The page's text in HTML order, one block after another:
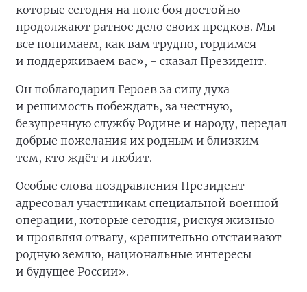
которые сегодня на поле боя достойно
продолжают ратное дело своих предков. Мы
все понимаем, как вам трудно, гордимся
и поддерживаем вас», - сказал Президент.
Он поблагодарил Героев за силу духа
и решимость побеждать, за честную,
безупречную службу Родине и народу, передал
добрые пожелания их родным и близким -
тем, кто ждёт и любит.
Особые слова поздравления Президент
адресовал участникам специальной военной
операции, которые сегодня, рискуя жизнью
и проявляя отвагу, «решительно отстаивают
родную землю, национальные интересы
и будущее России».